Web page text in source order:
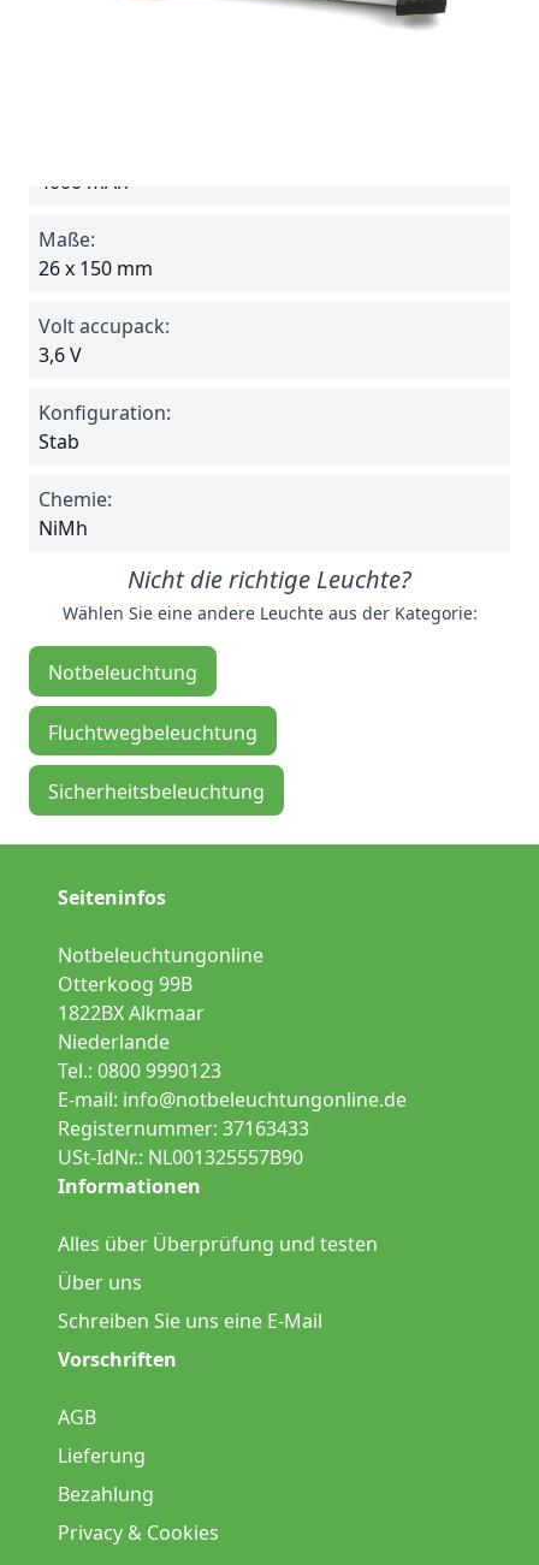
Steckverbindung PL04
4000 mAh
Maße:
26 x 150 mm
Volt accupack:
3,6 V
Konfiguration:
Stab
Chemie:
NiMh
Nicht die richtige Leuchte?
Wählen Sie eine andere Leuchte aus der Kategorie:
Notbeleuchtung
Fluchtwegbeleuchtung
Sicherheitsbeleuchtung
Seiteninfos
Notbeleuchtungonline
Otterkoog 99B
1822BX Alkmaar
Niederlande
Tel.: 0800 9990123
E-mail: info@notbeleuchtungonline.de
Registernummer: 37163433
USt-IdNr.: NL001325557B90
Informationen
Alles über Überprüfung und testen
Über uns
Schreiben Sie uns eine E-Mail
Vorschriften
AGB
Lieferung
Bezahlung
Privacy & Cookies